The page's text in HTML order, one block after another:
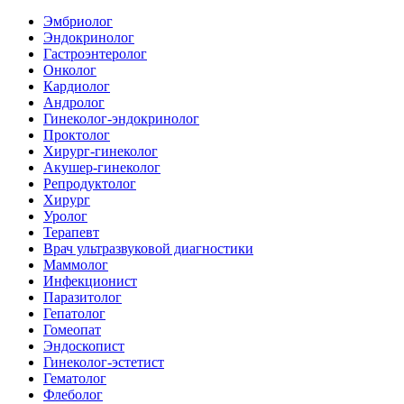
Эмбриолог
Эндокринолог
Гастроэнтеролог
Онколог
Кардиолог
Андролог
Гинеколог-эндокринолог
Проктолог
Хирург-гинеколог
Акушер-гинеколог
Репродуктолог
Хирург
Уролог
Терапевт
Врач ультразвуковой диагностики
Маммолог
Инфекционист
Паразитолог
Гепатолог
Гомеопат
Эндоскопист
Гинеколог-эстетист
Гематолог
Флеболог